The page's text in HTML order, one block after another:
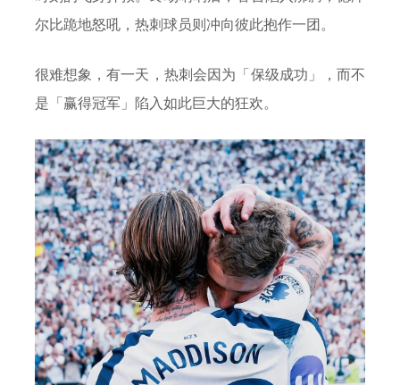
尔比跪地怒吼，热刺球员则冲向彼此抱作一团。
很难想象，有一天，热刺会因为「保级成功」，而不
是「赢得冠军」陷入如此巨大的狂欢。